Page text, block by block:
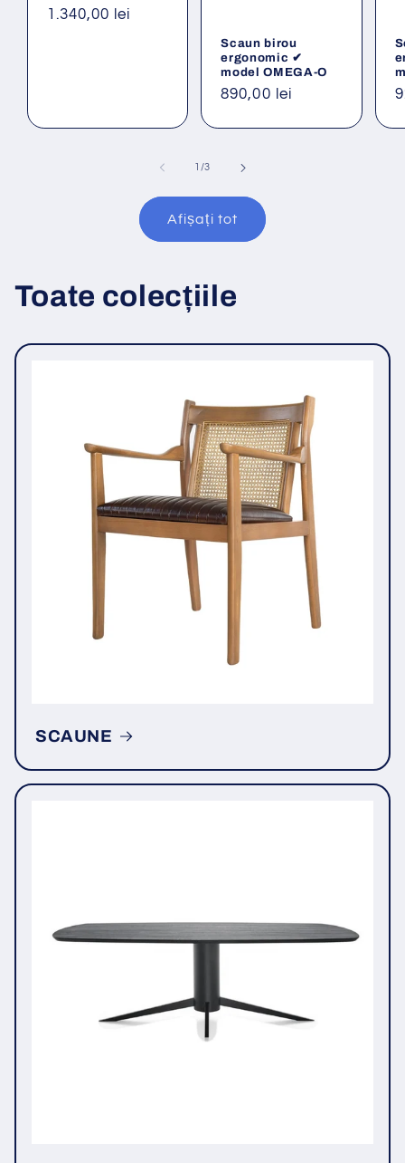
Preț
1.340,00 lei
Scaun birou
ergonomic ✔
model OMEGA-O
Preț
890,00 lei
/din
3
Afișați tot
Toate colecțiile
SCAUNE